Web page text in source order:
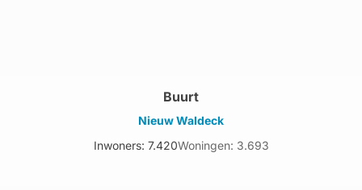
Buurt
Nieuw Waldeck
Inwoners: 7.420Woningen: 3.693